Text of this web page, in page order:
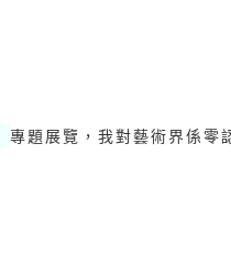
專題展覽，我對藝術界係零